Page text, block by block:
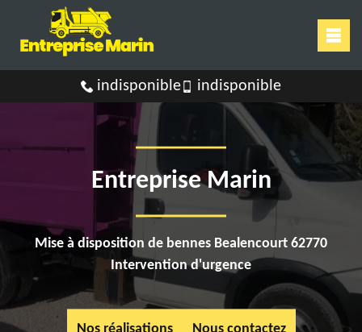
indisponible indisponible
Entreprise Marin
Mise à disposition de bennes Bealencourt 62770
Intervention d'urgence